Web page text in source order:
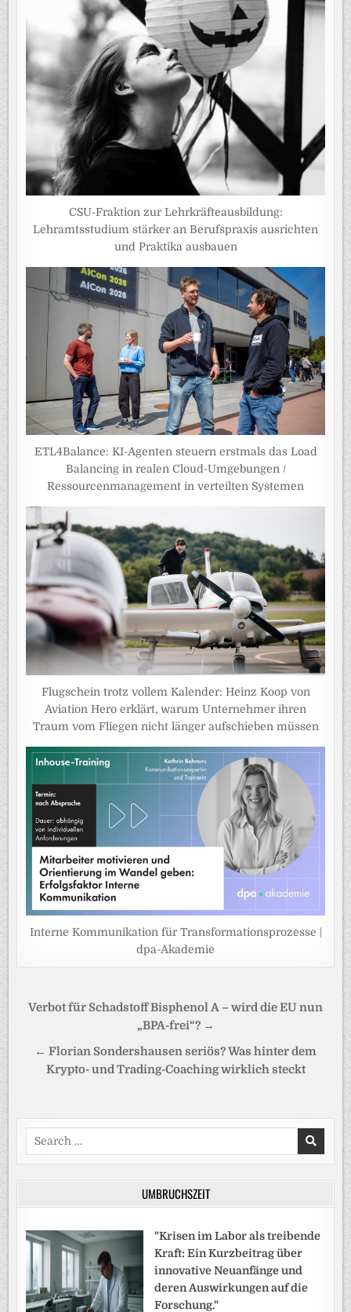
CSU-Fraktion zur Lehrkräfteausbildung:
Lehramtsstudium stärker an Berufspraxis ausrichten
und Praktika ausbauen
ETL4Balance: KI-Agenten steuern erstmals das Load
Balancing in realen Cloud-Umgebungen /
Ressourcenmanagement in verteilten Systemen
Flugschein trotz vollem Kalender: Heinz Koop von
Aviation Hero erklärt, warum Unternehmer ihren
Traum vom Fliegen nicht länger aufschieben müssen
Interne Kommunikation für Transformationsprozesse |
dpa-Akademie
Beitragsnavigation
Verbot für Schadstoff Bisphenol A – wird die EU nun
„BPA-frei“? →
← Florian Sondershausen seriös? Was hinter dem
Krypto- und Trading-Coaching wirklich steckt
Search
for:
UMBRUCHSZEIT
"Krisen im Labor als treibende
Kraft: Ein Kurzbeitrag über
innovative Neuanfänge und
deren Auswirkungen auf die
Forschung."